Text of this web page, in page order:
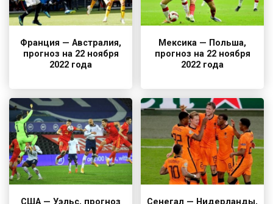
Франция — Австралия,
прогноз на 22 ноября
2022 года
Мексика — Польша,
прогноз на 22 ноября
2022 года
США — Уэльс, прогноз
Сенегал — Нидерланды,